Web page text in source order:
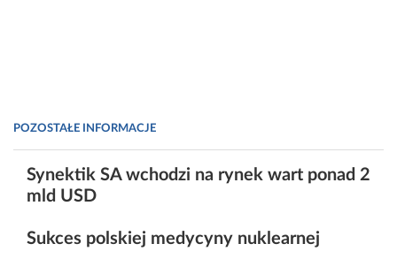
POZOSTAŁE INFORMACJE
Synektik SA wchodzi na rynek wart ponad 2
mld USD
Sukces polskiej medycyny nuklearnej